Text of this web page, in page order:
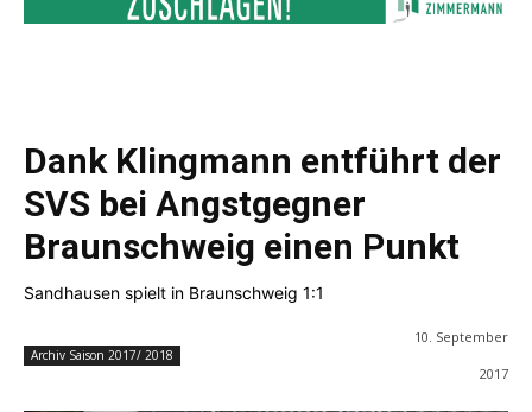
Dank Klingmann entführt der
SVS bei Angstgegner
Braunschweig einen Punkt
Sandhausen spielt in Braunschweig 1:1
Archiv Saison 2017/ 2018
10. September
2017